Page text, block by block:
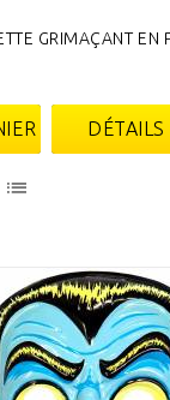
GRIMAÇANT EN
DÉTAILS